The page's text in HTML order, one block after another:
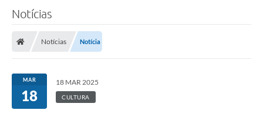
Notícias
Notícias Notícia
MAR
18
18 MAR 2025
CULTURA